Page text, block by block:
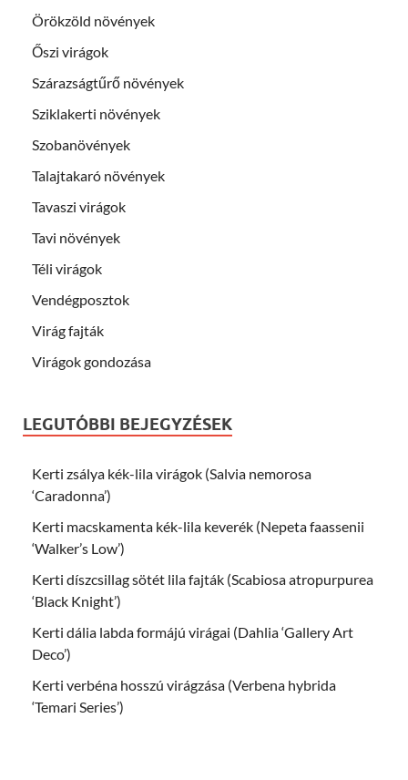
Örökzöld növények
Őszi virágok
Szárazságtűrő növények
Sziklakerti növények
Szobanövények
Talajtakaró növények
Tavaszi virágok
Tavi növények
Téli virágok
Vendégposztok
Virág fajták
Virágok gondozása
LEGUTÓBBI BEJEGYZÉSEK
Kerti zsálya kék-lila virágok (Salvia nemorosa
‘Caradonna’)
Kerti macskamenta kék-lila keverék (Nepeta faassenii
‘Walker’s Low’)
Kerti díszcsillag sötét lila fajták (Scabiosa atropurpurea
‘Black Knight’)
Kerti dália labda formájú virágai (Dahlia ‘Gallery Art
Deco’)
Kerti verbéna hosszú virágzása (Verbena hybrida
‘Temari Series’)